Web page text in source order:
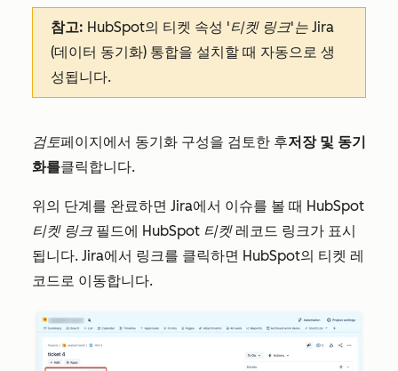
참고: HubSpot의 티켓 속성 '티켓 링크'는 Jira
(데이터 동기화) 통합을 설치할 때 자동으로 생
성됩니다.
검토페이지에서 동기화 구성을 검토한 후저장 및 동기
화를클릭합니다.
위의 단계를 완료하면 Jira에서 이슈를 볼 때 HubSpot
티켓 링크 필드에 HubSpot 티켓레코드 링크가 표시
됩니다. Jira에서 링크를 클릭하면 HubSpot의 티켓 레
코드로 이동합니다.